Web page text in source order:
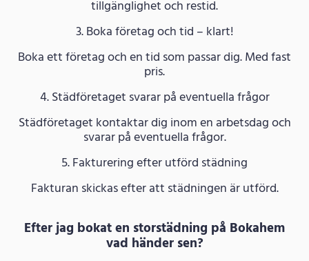
tillgänglighet och restid.
3. Boka företag och tid – klart!
Boka ett företag och en tid som passar dig. Med fast
pris.
4. Städföretaget svarar på eventuella frågor
Städföretaget kontaktar dig inom en arbetsdag och
svarar på eventuella frågor.
5. Fakturering efter utförd städning
Fakturan skickas efter att städningen är utförd.
Efter jag bokat en storstädning på Bokahem
vad händer sen?